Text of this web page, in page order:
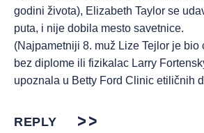
godini života), Elizabeth Taylor se
puta, i nije dobila mesto savetnice.
(Najpametniji 8. muž Lize Tejlor je bio
bez diplome ili fizikalac Larry
upoznala u Betty Ford Clinic etiličnih
REPLY